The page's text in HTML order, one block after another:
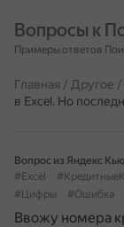
Вопросы к
Примеры ответов
Главная / Другое /
в Excel. Но
Вопрос из Яндекс Кью
#Excel
#Цифры
#Ошибка
Ввожу номера